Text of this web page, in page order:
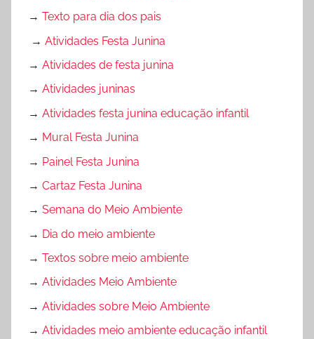
→ Texto para dia dos pais
→ Atividades Festa Junina
→ Atividades de festa junina
→ Atividades juninas
→ Atividades festa junina educação infantil
→ Mural Festa Junina
→ Painel Festa Junina
→ Cartaz Festa Junina
→ Semana do Meio Ambiente
→ Dia do meio ambiente
→ Textos sobre meio ambiente
→ Atividades Meio Ambiente
→ Atividades sobre Meio Ambiente
→ Atividades meio ambiente educação infantil